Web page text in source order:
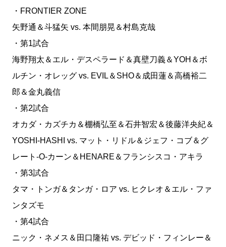
・FRONTIER ZONE
矢野通＆斗猛矢 vs. 本間朋晃＆村島克哉
・第1試合
海野翔太＆エル・デスペラード＆真壁刀義＆YOH＆ボ
ルチン・オレッグ vs. EVIL＆SHO＆成田蓮＆高橋裕二
郎＆金丸義信
・第2試合
オカダ・カズチカ＆棚橋弘至＆石井智宏＆後藤洋央紀＆
YOSHI-HASHI vs. マット・リドル＆ジェフ・コブ＆グ
レート-O-カーン＆HENARE＆フランシスコ・アキラ
・第3試合
タマ・トンガ＆タンガ・ロア vs. ヒクレオ＆エル・ファ
ンタズモ
・第4試合
ニック・ネメス＆田口隆祐 vs. デビッド・フィンレー＆